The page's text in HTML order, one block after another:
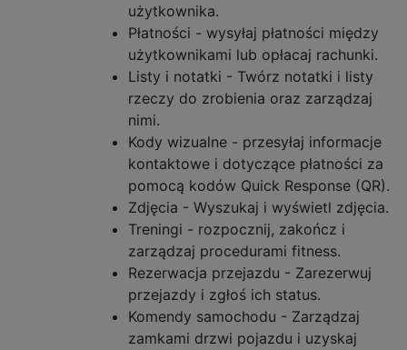
użytkownika.
Płatności - wysyłaj płatności między
użytkownikami lub opłacaj rachunki.
Listy i notatki - Twórz notatki i listy
rzeczy do zrobienia oraz zarządzaj
nimi.
Kody wizualne - przesyłaj informacje
kontaktowe i dotyczące płatności za
pomocą kodów Quick Response (QR).
Zdjęcia - Wyszukaj i wyświetl zdjęcia.
Treningi - rozpocznij, zakończ i
zarządzaj procedurami fitness.
Rezerwacja przejazdu - Zarezerwuj
przejazdy i zgłoś ich status.
Komendy samochodu - Zarządzaj
zamkami drzwi pojazdu i uzyskaj